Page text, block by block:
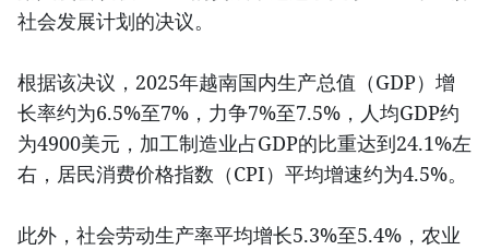
社会发展计划的决议。
根据该决议，2025年越南国内生产总值（GDP）增
长率约为6.5%至7%，力争7%至7.5%，人均GDP约
为4900美元，加工制造业占GDP的比重达到24.1%左
右，居民消费价格指数（CPI）平均增速约为4.5%。
此外，社会劳动生产率平均增长5.3%至5.4%，农业